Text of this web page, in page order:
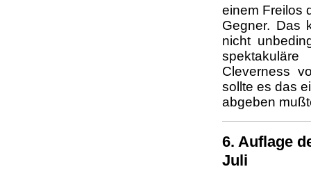
einem Freilos
Gegner. Das
nicht
Cleverness
sollte es das
abgeben
6. Auflage
Juli